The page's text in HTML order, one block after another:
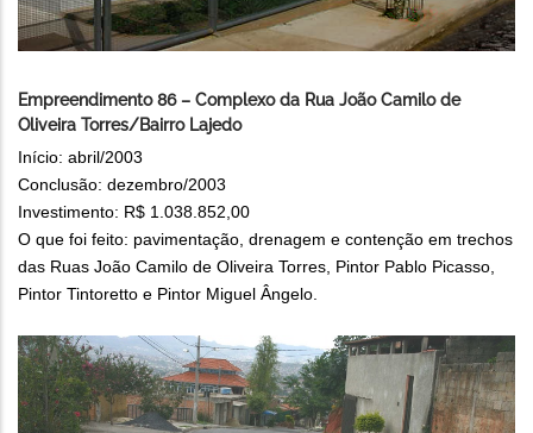
Empreendimento 86 – Complexo da Rua João Camilo de
Oliveira Torres/Bairro Lajedo
Início: abril/2003
Conclusão: dezembro/2003
Investimento: R$ 1.038.852,00
O que foi feito: pavimentação, drenagem e contenção em trechos
das Ruas João Camilo de Oliveira Torres, Pintor Pablo Picasso,
Pintor Tintoretto e Pintor Miguel Ângelo.